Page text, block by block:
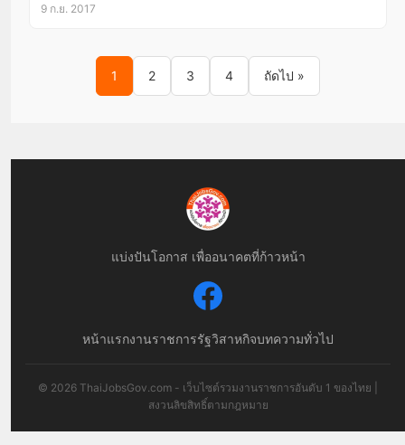
9 ก.ย. 2017
Posts pagination
1 2 3 4 ถัดไป »
แบ่งปันโอกาส เพื่ออนาคตที่ก้าวหน้า
หน้าแรกงานราชการรัฐวิสาหกิจบทความทั่วไป
© 2026 ThaiJobsGov.com - เว็บไซต์รวมงานราชการอันดับ 1 ของไทย |
สงวนลิขสิทธิ์ตามกฎหมาย